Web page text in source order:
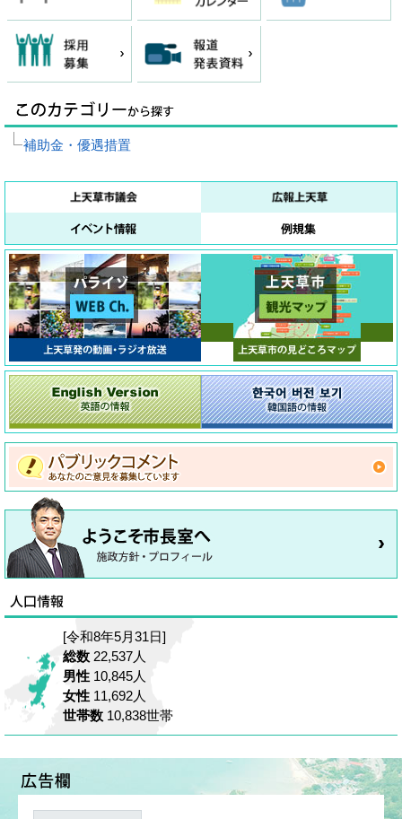
補助金・優遇措置
[令和8年5月31日]
総数 22,537人
男性 10,845人
女性 11,692人
世帯数 10,838世帯